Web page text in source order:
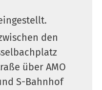
den
über AMO
S-Bahnhof